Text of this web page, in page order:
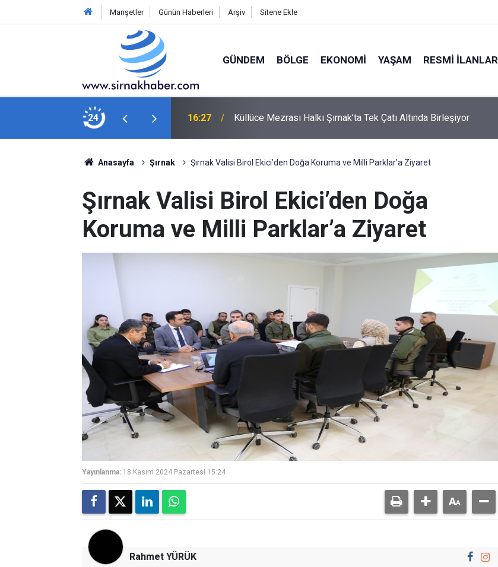
Manşetler Günün Haberleri Arşiv Sitene Ekle
GÜNDEM BÖLGE EKONOMI YAŞAM RESMI İLANLAR
24
Çatı Altında Birleşiyor 15:26 Vali Ekici Başkan Mir’i Ziyaret Etti: Samimi Sohbet Dikkat Çekti
Anasayfa Şırnak Şırnak Valisi Birol Ekici’den Doğa Koruma ve Milli Parklar’a Ziyaret
Şırnak Valisi Birol Ekici’den Doğa
Koruma ve Milli Parklar’a Ziyaret
Yayınlanma: 18 Kasım 2024 Pazartesi 15:24
Rahmet YÜRÜK